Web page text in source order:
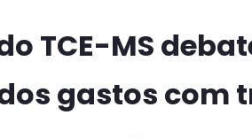
TCE-MS
gastos com